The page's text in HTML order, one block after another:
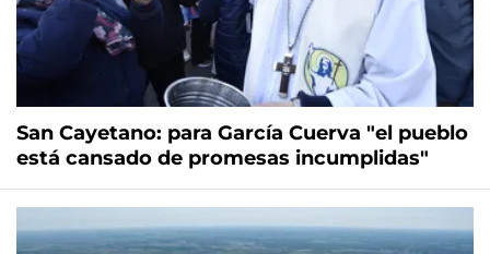
San Cayetano: para García Cuerva "el pueblo
está cansado de promesas incumplidas"